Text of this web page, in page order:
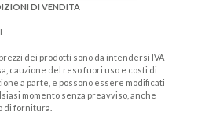
DI VENDITA
dei prodotti sono da intendersi IVA
cauzione del reso fuori uso e costi di
a parte, e possono essere modificati
momento senza preavviso, anche
di fornitura.